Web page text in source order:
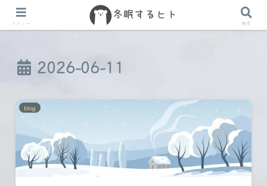
2026-06-11
blog
メニュー 検索